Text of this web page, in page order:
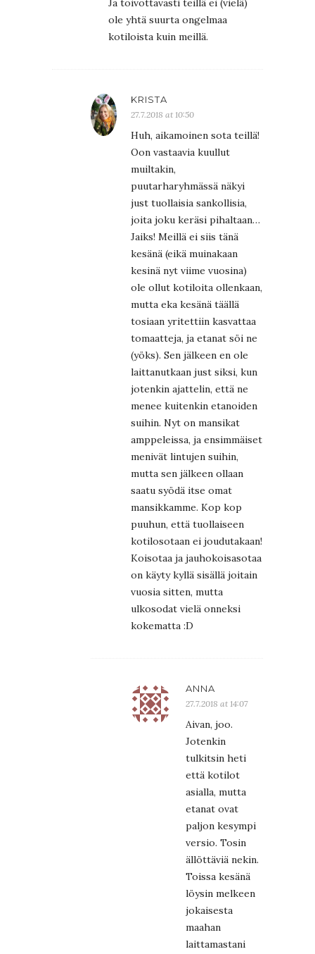
Ja toivottavasti teillä ei (vielä)
ole yhtä suurta ongelmaa
kotiloista kuin meillä.
KRISTA
27.7.2018 at 10:50
Huh, aikamoinen sota teillä!
Oon vastaavia kuullut
muiltakin,
puutarharyhmässä näkyi
just tuollaisia sankollisia,
joita joku keräsi pihaltaan…
Jaiks! Meillä ei siis tänä
kesänä (eikä muinakaan
kesinä nyt viime vuosina)
ole ollut kotiloita ollenkaan,
mutta eka kesänä täällä
tosiaan yritettiin kasvattaa
tomaatteja, ja etanat söi ne
(yöks). Sen jälkeen en ole
laittanutkaan just siksi, kun
jotenkin ajattelin, että ne
menee kuitenkin etanoiden
suihin. Nyt on mansikat
amppeleissa, ja ensimmäiset
menivät lintujen suihin,
mutta sen jälkeen ollaan
saatu syödä itse omat
mansikkamme. Kop kop
puuhun, että tuollaiseen
kotilosotaan ei joudutakaan!
Koisotaa ja jauhokoisasotaa
on käyty kyllä sisällä joitain
vuosia sitten, mutta
ulkosodat vielä onneksi
kokematta :D
ANNA
27.7.2018 at 14:07
Aivan, joo.
Jotenkin
tulkitsin heti
että kotilot
asialla, mutta
etanat ovat
paljon kesympi
versio. Tosin
ällöttäviä nekin.
Toissa kesänä
löysin melkeen
jokaisesta
maahan
laittamastani